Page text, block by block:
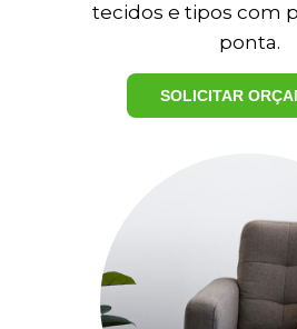
tecidos e tipos com
ponta.
SOLICITAR
ME LIGUE